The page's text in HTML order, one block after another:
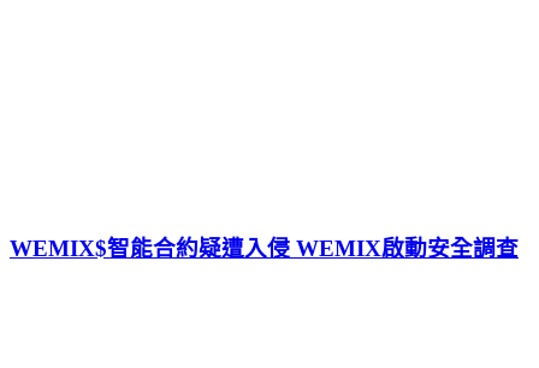
WEMIX$智能合約疑遭入侵 WEMIX啟動安全調查